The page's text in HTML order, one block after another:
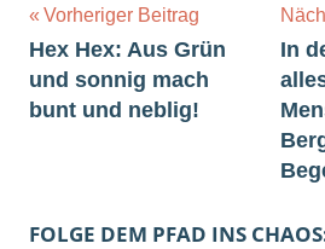
Vorheriger Beitrag
Hex Hex: Aus Grün
und sonnig mach
bunt und neblig!
In
FOLGE DEM PFAD INS